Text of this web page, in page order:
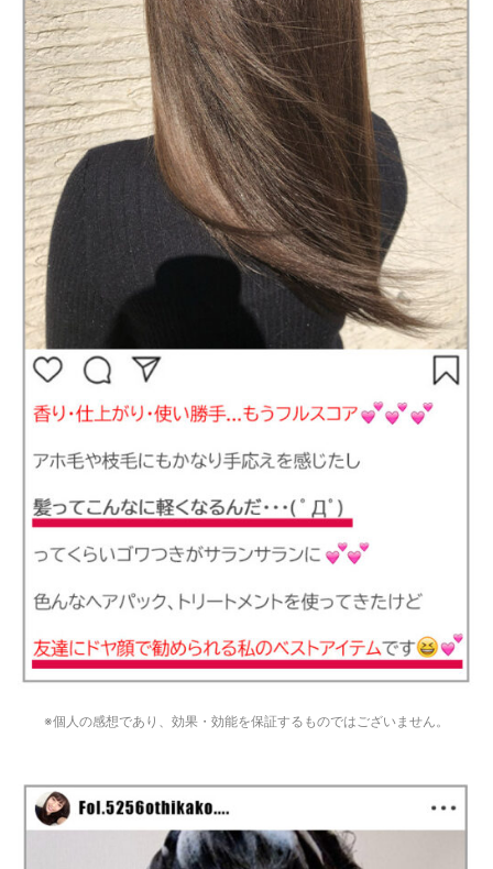
※個人の感想であり、効果・効能を保証するものではございません。